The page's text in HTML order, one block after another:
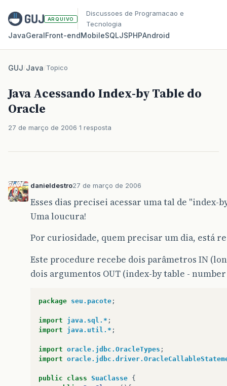
ARQUIVO
Discussoes de Programacao e
Tecnologia
JavaGeralFront‑endMobileSQLJSPHPAndroid
GUJ/Java/Topico
Java Acessando Index-by Table do
Oracle
27 de março de 2006 1 resposta
danieldestro27 de março de 2006
Esses dias precisei acessar uma tal de "index-
Uma loucura!
Por curiosidade, quem precisar um dia, está
Este procedure recebe dois parâmetros IN
dois argumentos OUT (index-by table -
package seu.pacote ;
import java.sql.* ;
import
java.util.* ;
import oracle.jdbc.OracleTypes ;
import
public class SuaClasse {